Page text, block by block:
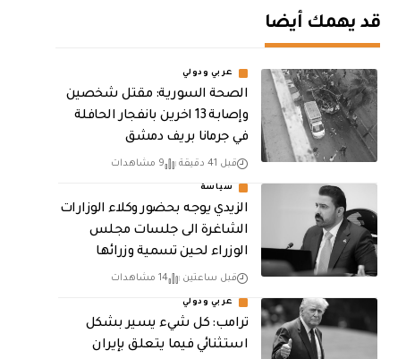
قد يهمك أيضا
عربي ودولي
الصحة السورية: مقتل شخصين
وإصابة 13 اخرين بانفجار الحافلة
في جرمانا بريف دمشق
قبل 41 دقيقة 9 مشاهدات
سياسة
الزيدي يوجه بحضور وكلاء الوزارات
الشاغرة الى جلسات مجلس
الوزراء لحين تسمية وزرائها
قبل ساعتين 14 مشاهدات
عربي ودولي
ترامب: كل شيء يسير بشكل
استثنائي فيما يتعلق بإيران